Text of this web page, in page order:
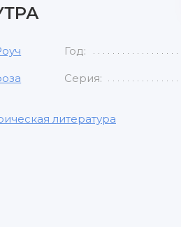
Год:
Серия:
литература